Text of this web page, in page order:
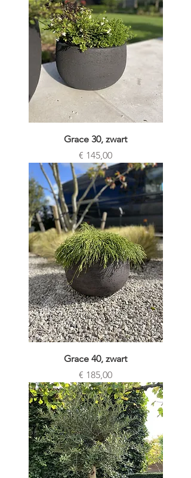
Grace 30, zwart
Prijs
€ 145,00
Grace 40, zwart
Prijs
€ 185,00